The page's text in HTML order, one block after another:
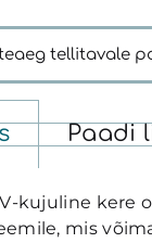
tellitavale
Paadi
kujuline kere
mis